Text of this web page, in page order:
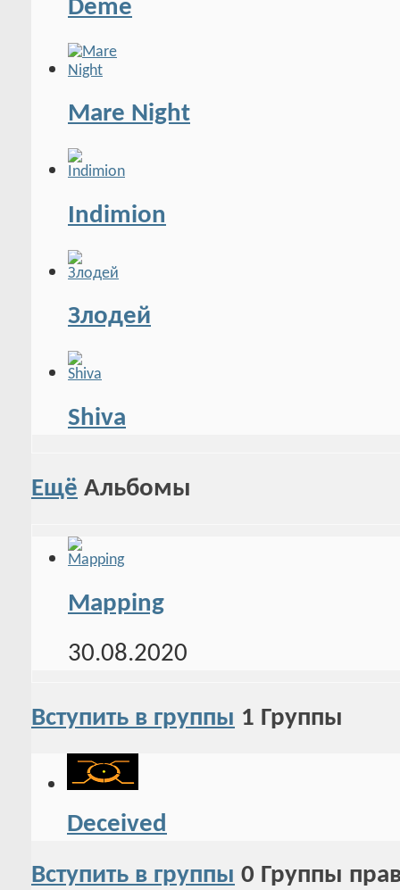
Deme
Mare Night
Indimion
Злодей
Shiva
Ещё Альбомы
Mapping
30.08.2020
Вступить в группы 1 Группы
Deceived
Вступить в группы 0 Группы